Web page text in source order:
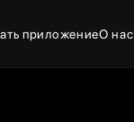
приложениеО нас